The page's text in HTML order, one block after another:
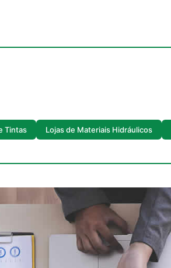
Tintas Lojas de Materiais Hidráulicos